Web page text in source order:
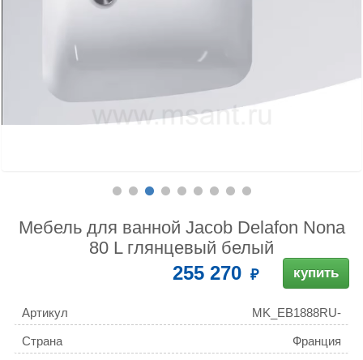
Мебель для ванной Jacob Delafon Nona
80 L глянцевый белый
255 270 купить
Артикул
MK_EB1888RU-
G1C_EB1880RU-00
Страна
Франция